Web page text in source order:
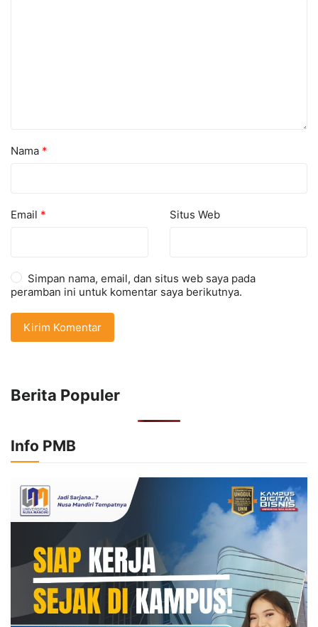
Nama *
Email * Situs Web
Simpan nama, email, dan situs web saya pada
peramban ini untuk komentar saya berikutnya.
Berita Populer
Info PMB